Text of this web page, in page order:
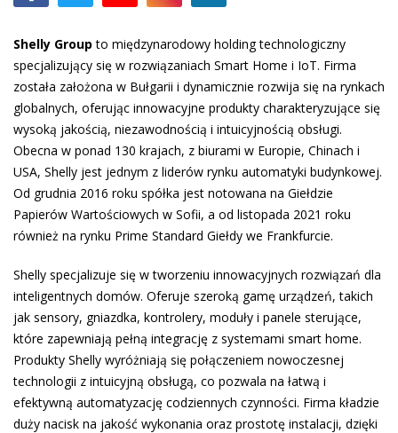
Shelly Group to międzynarodowy holding technologiczny
specjalizujący się w rozwiązaniach Smart Home i IoT. Firma
została założona w Bułgarii i dynamicznie rozwija się na rynkach
globalnych, oferując innowacyjne produkty charakteryzujące się
wysoką jakością, niezawodnością i intuicyjnością obsługi.
Obecna w ponad 130 krajach, z biurami w Europie, Chinach i
USA, Shelly jest jednym z liderów rynku automatyki budynkowej.
Od grudnia 2016 roku spółka jest notowana na Giełdzie
Papierów Wartościowych w Sofii, a od listopada 2021 roku
również na rynku Prime Standard Giełdy we Frankfurcie.
Shelly specjalizuje się w tworzeniu innowacyjnych rozwiązań dla
inteligentnych domów. Oferuje szeroką gamę urządzeń, takich
jak sensory, gniazdka, kontrolery, moduły i panele sterujące,
które zapewniają pełną integrację z systemami smart home.
Produkty Shelly wyróżniają się połączeniem nowoczesnej
technologii z intuicyjną obsługą, co pozwala na łatwą i
efektywną automatyzację codziennych czynności. Firma kładzie
duży nacisk na jakość wykonania oraz prostotę instalacji, dzięki